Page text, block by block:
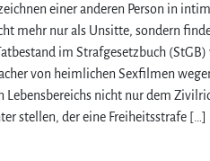
einer anderen Person in
mehr nur als Unsitte, sondern
im Strafgesetzbuch
von heimlichen Sexfilmen
Lebensbereichs nicht nur dem
stellen, der eine Freiheitsstrafe […]